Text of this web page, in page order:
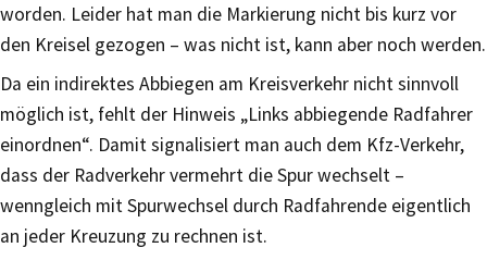
worden. Leider hat man die Markierung nicht bis kurz vor
den Kreisel gezogen – was nicht ist, kann aber noch werden.
Da ein indirektes Abbiegen am Kreisverkehr nicht sinnvoll
möglich ist, fehlt der Hinweis „Links abbiegende Radfahrer
einordnen“. Damit signalisiert man auch dem Kfz-Verkehr,
dass der Radverkehr vermehrt die Spur wechselt –
wenngleich mit Spurwechsel durch Radfahrende eigentlich
an jeder Kreuzung zu rechnen ist.